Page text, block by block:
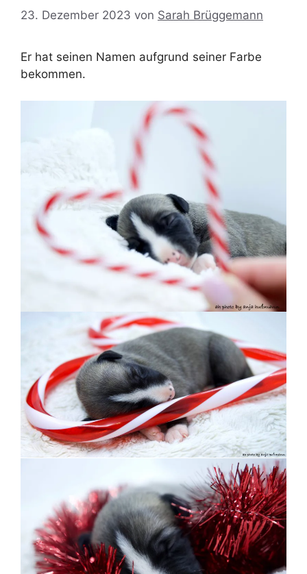
23. Dezember 2023 von Sarah Brüggemann
Er hat seinen Namen aufgrund seiner Farbe
bekommen.